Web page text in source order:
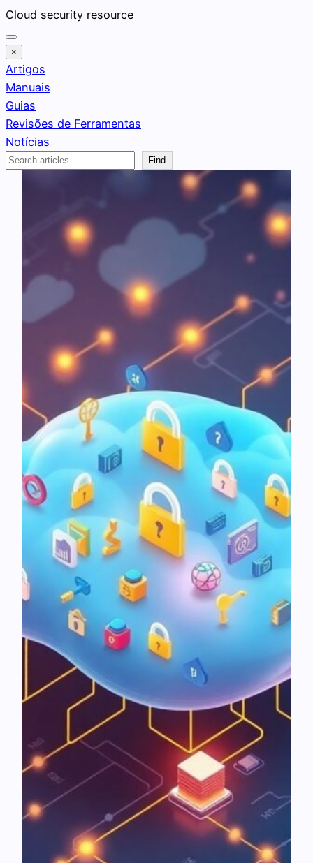
Pular
para
o
conteúdo
Cloud security resource
×
Artigos
Manuais
Guias
Revisões de Ferramentas
Notícias
Search
Find